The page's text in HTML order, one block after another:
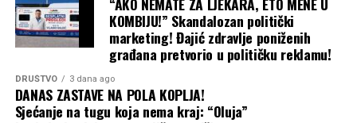
obustavi napade unutar Rusije. Međutim, malo je
vjerovatno da će ta strategija upaliti, navodi se u analizi
Tajma. Šta Ukrajina može da uradi
Podrška Evrope Ukrajini i dalje je čvrsta, a vlade koje trpe
posljedice poskupljenja prije će okriviti Moskvu nego
Kijev. Ipak, Putin očajnički želi pobjede na frontu, pa će
KOMBIJU!” Skandalozan politički
marketing! Đajić zdravlje poniženih
građana pretvorio u političku reklamu!
DRUŠTVO 3 dana ago
DANAS ZASTAVE NA POLA KOPLJA!
Sjećanje na tugu koja nema kraj: “Oluja”